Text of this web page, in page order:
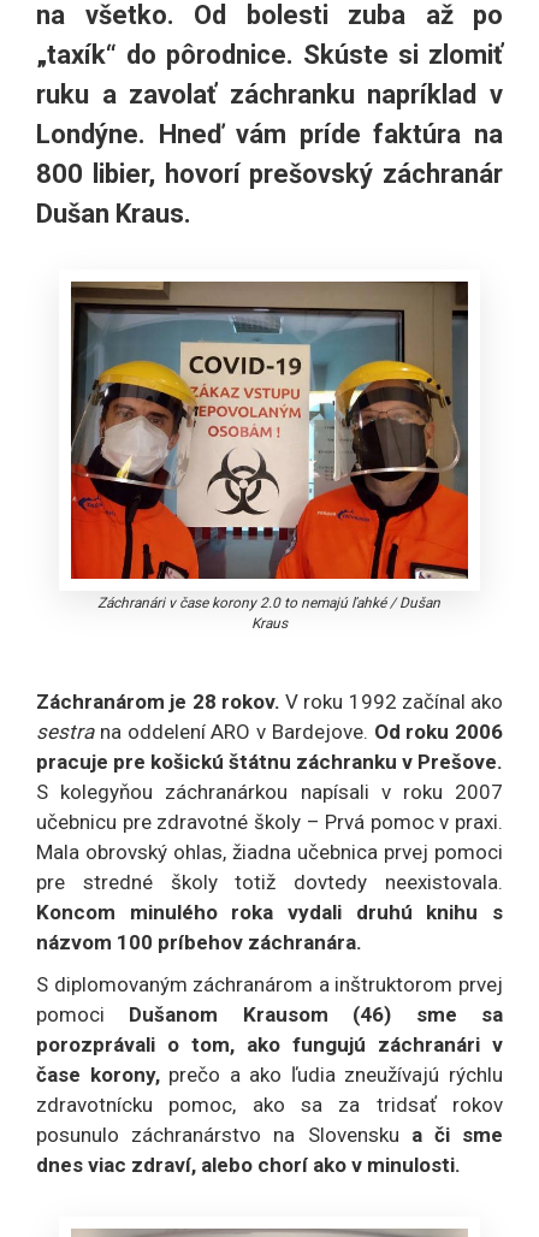
na všetko. Od bolesti zuba až po
„taxík“ do pôrodnice. Skúste si zlomiť
ruku a zavolať záchranku napríklad v
Londýne. Hneď vám príde faktúra na
800 libier, hovorí prešovský záchranár
Dušan Kraus.
Záchranári v čase korony 2.0 to nemajú ľahké/Dušan
Kraus
Záchranárom je 28 rokov. V roku 1992 začínal ako
sestra na oddelení ARO v Bardejove. Od roku 2006
pracuje pre košickú štátnu záchranku v Prešove.
S kolegyňou záchranárkou napísali v roku 2007
učebnicu pre zdravotné školy – Prvá pomoc v praxi.
Mala obrovský ohlas, žiadna učebnica prvej pomoci
pre stredné školy totiž dovtedy neexistovala.
Koncom minulého roka vydali druhú knihu s
názvom 100 príbehov záchranára.
S diplomovaným záchranárom a inštruktorom prvej
pomoci Dušanom Krausom (46) sme sa
porozprávali o tom, ako fungujú záchranári v
čase korony,prečo a ako ľudia zneužívajú rýchlu
zdravotnícku pomoc, ako sa za tridsať rokov
posunulo záchranárstvo na Slovensku a či sme
dnes viac zdraví, alebo chorí ako v minulosti.